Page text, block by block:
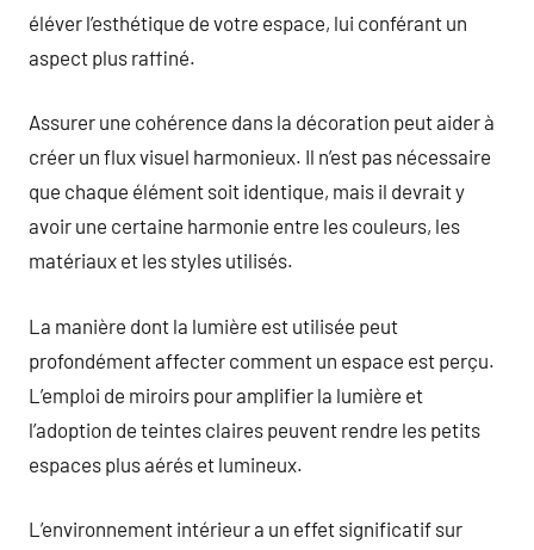
éléver l’esthétique de votre espace, lui conférant un
aspect plus raffiné.
Assurer une cohérence dans la décoration peut aider à
créer un flux visuel harmonieux. Il n’est pas nécessaire
que chaque élément soit identique, mais il devrait y
avoir une certaine harmonie entre les couleurs, les
matériaux et les styles utilisés.
La manière dont la lumière est utilisée peut
profondément affecter comment un espace est perçu.
L’emploi de miroirs pour amplifier la lumière et
l’adoption de teintes claires peuvent rendre les petits
espaces plus aérés et lumineux.
L’environnement intérieur a un effet significatif sur